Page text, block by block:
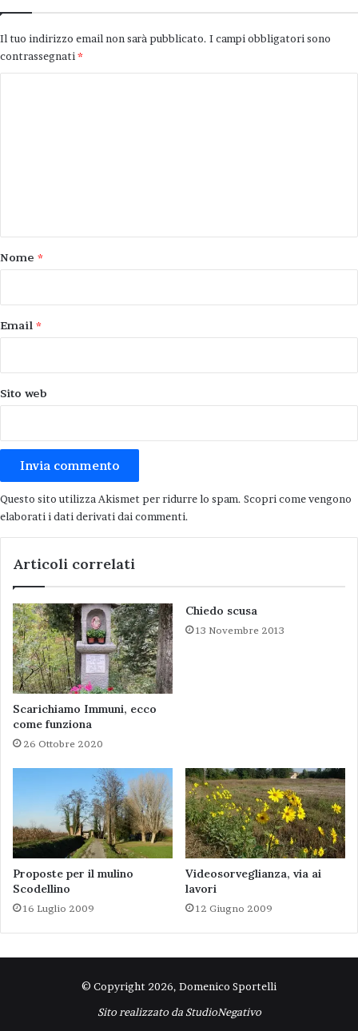
Il tuo indirizzo email non sarà pubblicato. I campi obbligatori sono
contrassegnati *
o
Nome *
Email *
Sito web
Questo sito utilizza Akismet per ridurre lo spam. Scopri come vengono
elaborati i dati derivati dai commenti.
Articoli correlati
Scarichiamo Immuni, ecco
come funziona
26 Ottobre 2020
Chiedo scusa
13 Novembre 2013
Proposte per il mulino
Scodellino
16 Luglio 2009
Videosorveglianza, via ai
lavori
12 Giugno 2009
© Copyright 2026, Domenico Sportelli
Sito realizzato da StudioNegativo